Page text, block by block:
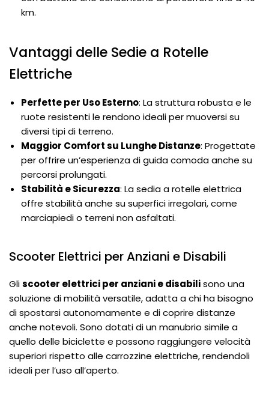
km.
Vantaggi delle Sedie a Rotelle
Elettriche
Perfette per Uso Esterno: La struttura robusta e le
ruote resistenti le rendono ideali per muoversi su
diversi tipi di terreno.
Maggior Comfort su Lunghe Distanze: Progettate
per offrire un’esperienza di guida comoda anche su
percorsi prolungati.
Stabilità e Sicurezza: La sedia a rotelle elettrica
offre stabilità anche su superfici irregolari, come
marciapiedi o terreni non asfaltati.
Scooter Elettrici per Anziani e Disabili
Gliscooter elettrici per anziani e disabilisono una
soluzione di mobilità versatile, adatta a chi ha bisogno
di spostarsi autonomamente e di coprire distanze
anche notevoli. Sono dotati di un manubrio simile a
quello delle biciclette e possono raggiungere velocità
superiori rispetto alle carrozzine elettriche, rendendoli
ideali per l’uso all’aperto.